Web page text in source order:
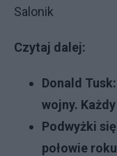
Salonik
Czytaj dalej:
Donald
wojny.
Podwyżki
połowie